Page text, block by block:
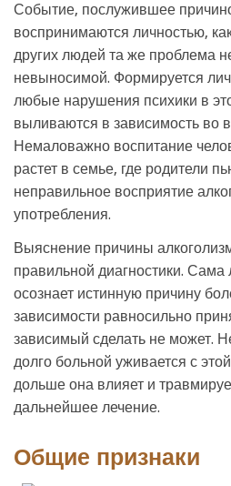
Событие, послужившее
воспринимаются личностью,
других людей та же проблема
невыносимой. Формируется
любые нарушения психики в
выливаются в зависимость во
Немаловажно воспитание
растет в семье, где родители
неправильное восприятие
употребления.
Выяснение причины
правильной диагностики. Сама
осознает истинную причину
зависимости равносильно
зависимый сделать не может.
долго больной уживается с
дольше она влияет и
дальнейшее лечение.
Общие признаки